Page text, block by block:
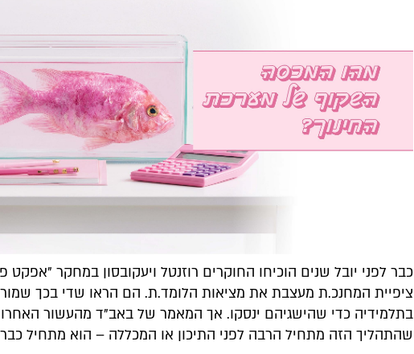
כבר לפני יובל שנים הוכיחו החוקרים רוזנטל ויעקובסון במחקר "אפקט
ציפיית המחנכ.ת מעצבת את מציאות הלומד.ת. הם הראו שדי בכך
בתלמידיה כדי שהישגיהם ינסקו. אך המאמר של באב"ד מהעשור האחרון
שהתהליך הזה מתחיל הרבה לפני התיכון או המכללה – הוא מתחיל כבר